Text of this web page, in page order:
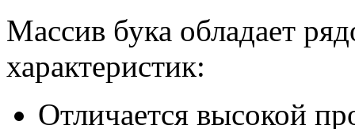
Массив бука обладает
характеристик:
Отличается высокой